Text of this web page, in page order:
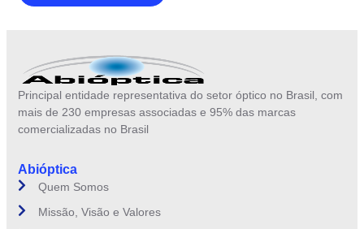
Principal entidade representativa do setor óptico no Brasil, com
mais de 230 empresas associadas e 95% das marcas
comercializadas no Brasil
Abióptica
Quem Somos
Missão, Visão e Valores